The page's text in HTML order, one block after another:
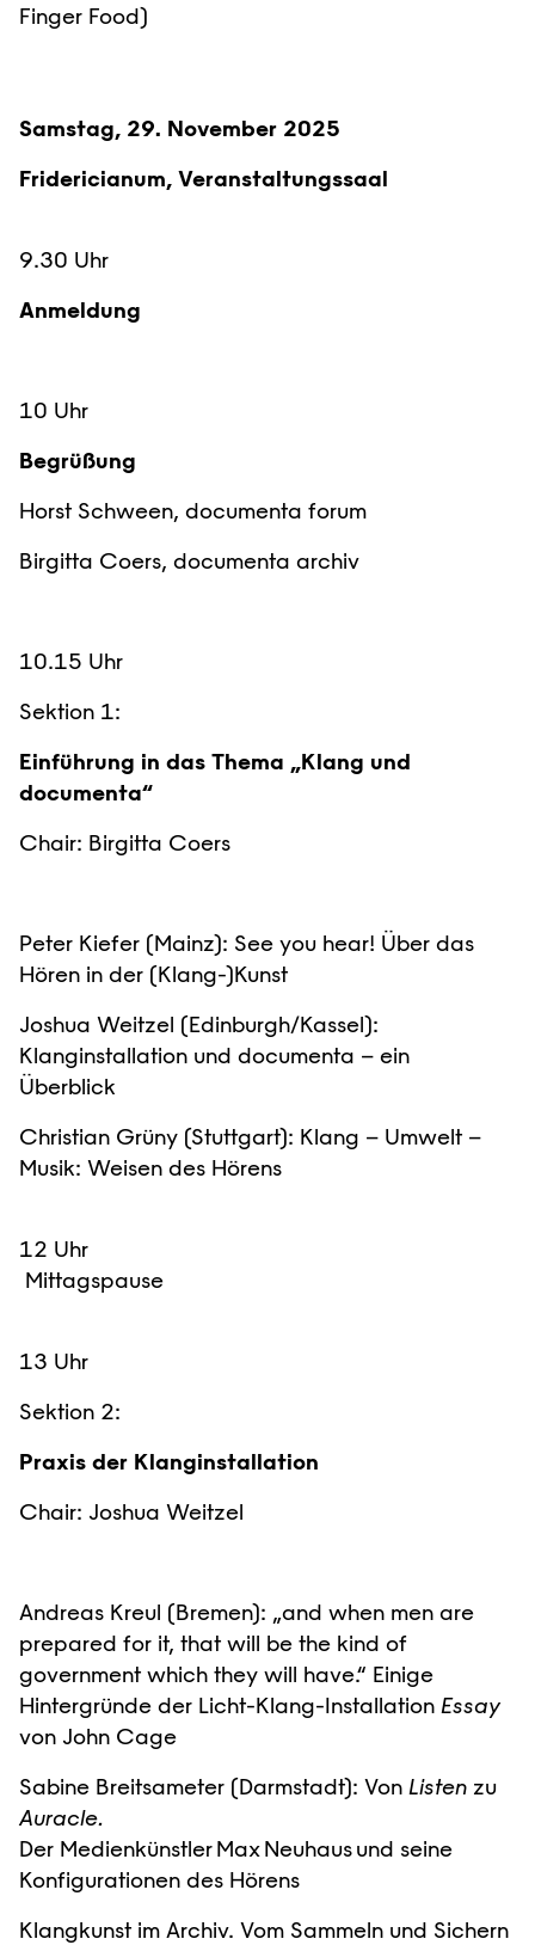
Finger Food)
Samstag, 29. November 2025
Fridericianum, Veranstaltungssaal
9.30 Uhr
Anmeldung
10 Uhr
Begrüßung
Horst Schween, documenta forum
Birgitta Coers, documenta archiv
10.15 Uhr
Sektion 1:
Einführung in das Thema „Klang und
documenta“
Chair: Birgitta Coers
Peter Kiefer (Mainz): See you hear! Über das
Hören in der (Klang-)Kunst
Joshua Weitzel (Edinburgh/Kassel):
Klanginstallation und documenta – ein
Überblick
Christian Grüny (Stuttgart): Klang – Umwelt –
Musik: Weisen des Hörens
12 Uhr
Mittagspause
13 Uhr
Sektion 2:
Praxis der Klanginstallation
Chair: Joshua Weitzel
Andreas Kreul (Bremen): „and when men are
prepared for it, that will be the kind of
government which they will have.“ Einige
Hintergründe der Licht-Klang-Installation Essay
von John Cage
Sabine Breitsameter (Darmstadt): Von Listen zu
Auracle.
Der Medienkünstler Max Neuhaus und seine
Konfigurationen des Hörens
Klangkunst im Archiv. Vom Sammeln und Sichern